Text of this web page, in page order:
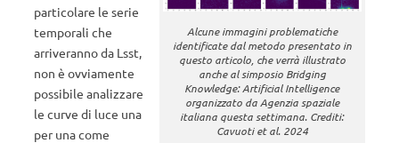
Alcune immagini problematiche
identificate dal metodo presentato in
questo articolo, che verrà illustrato
anche al simposio Bridging
Knowledge: Artificial Intelligence
organizzato da Agenzia spaziale
italiana questa settimana. Crediti:
Cavuoti et al. 2024
particolare le serie
temporali che
arriveranno da Lsst,
non è ovviamente
possibile analizzare
le curve di luce una
per una come